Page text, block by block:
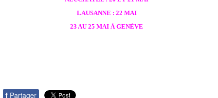
LAUSANNE : 22 MAI
23 AU 25 MAI À GENÈVE
f Partager